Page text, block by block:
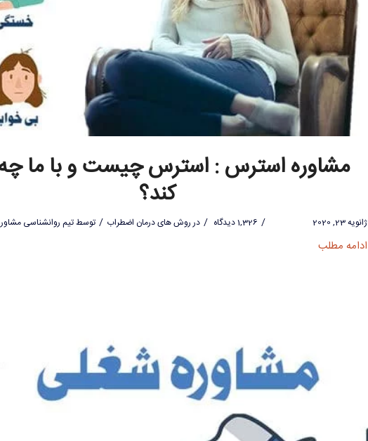
مشاوره استرس : استرس چیست و با ما
کند؟
ژانویه 23, 2020 / 1,326 دیدگاه / در روش های درمان اضطراب / توسطتیم روانشناسی
ادامه مطلب